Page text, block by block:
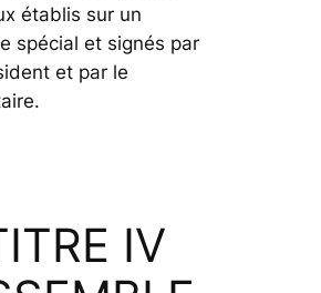
établis sur un
spécial et signés par
et par le
IV